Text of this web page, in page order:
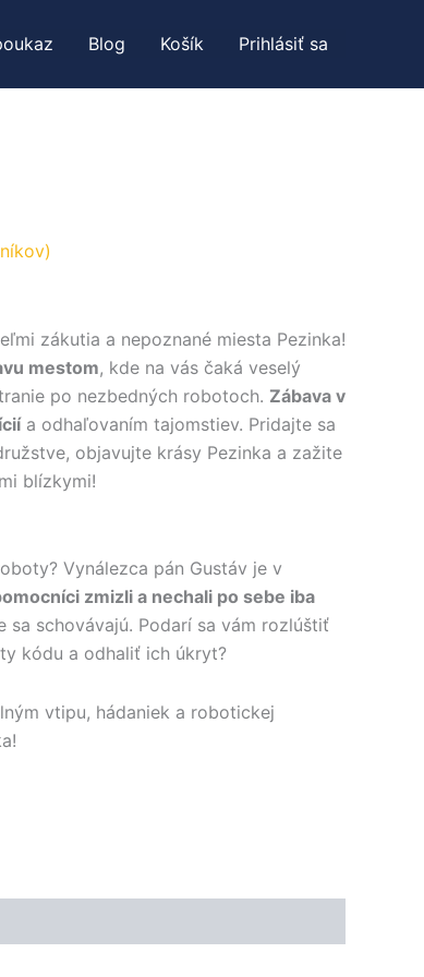
Blog Košík Prihlásiť sa
zákutia a nepoznané miesta Pezinka!
mestom, kde na vás čaká veselý
po nezbedných robotoch. Zábava v
a odhaľovaním tajomstiev. Pridajte sa
objavujte krásy Pezinka a zažite
blízkymi!
Vynálezca pán Gustáv je v
zmizli a nechali po sebe iba
sa schovávajú. Podarí sa vám rozlúštiť
kódu a odhaliť ich úkryt?
vtipu, hádaniek a robotickej